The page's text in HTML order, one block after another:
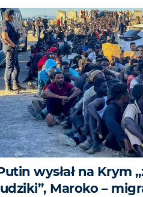
wysłał na Krym
Maroko –